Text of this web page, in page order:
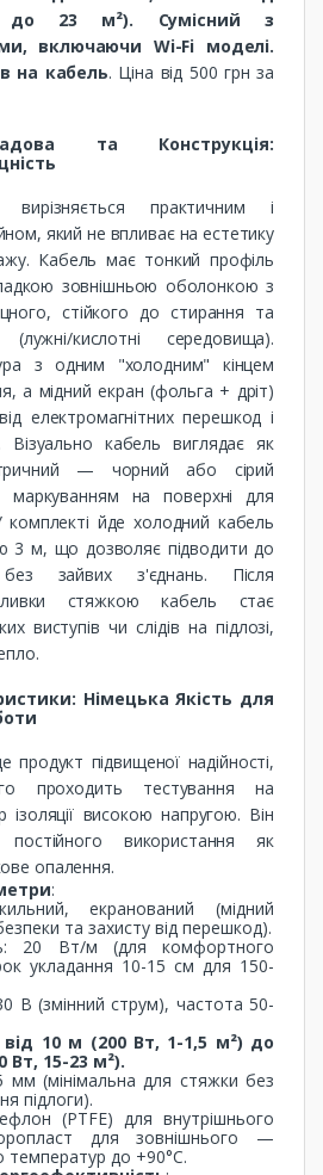
23 м²). Сумісний з
включаючи Wi-Fi моделі.
на кабель. Ціна від 500 грн за
та Конструкція:
практичним і
який не впливає на естетику
Кабель має тонкий профіль
зовнішньою оболонкою з
стійкого до стирання та
кислотні середовища).
з одним "холодним" кінцем
а мідний екран (фольга + дріт)
електромагнітних перешкод і
Візуально кабель виглядає як
— чорний або сірий
маркуванням на поверхні для
йде холодний кабель
3 м, що дозволяє підводити до
без зайвих з'єднань. Після
стяжкою кабель стає
виступів чи слідів на підлозі,
Німецька Якість для
продукт підвищеної надійності,
проходить тестування на
ізоляції високою напругою. Він
використання як
опалення.
:
екранований (мідний
та захисту від перешкод).
20 Вт/м (для комфортного
укладання 10-15 см для 150-
В (змінний струм), частота 50-
10 м (200 Вт, 1-1,5 м²) до
Вт, 15-23 м²).
мм (мінімальна для стяжки без
підлоги).
(PTFE) для внутрішнього
для зовнішнього —
температур до +90°C.